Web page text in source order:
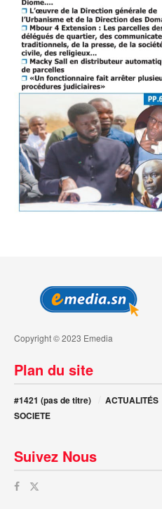
Copyright © 2023 Emedia
Plan du site
#1421 (pas de titre) ACTUALITÉS
SOCIETE
Suivez Nous